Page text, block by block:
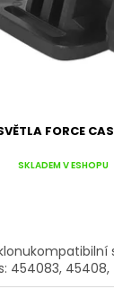
FORCE
SKLADEM V ESHOPU
454083, 45408,